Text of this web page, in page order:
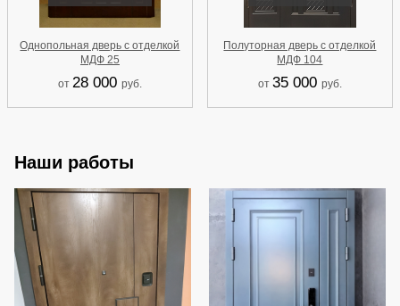
Однопольная дверь с отделкой
МДФ 25
от 28 000 руб.
Полуторная дверь с отделкой
МДФ 104
от 35 000 руб.
Наши работы